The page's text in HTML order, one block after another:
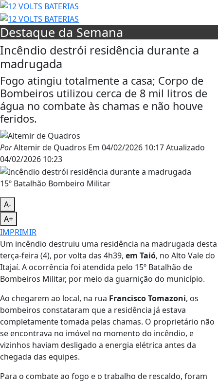
Destaque da Semana
Incêndio destrói residência durante a
madrugada
Fogo atingiu totalmente a casa; Corpo de
Bombeiros utilizou cerca de 8 mil litros de
água no combate às chamas e não houve
feridos.
PorAltemir de Quadros Em 04/02/2026 10:17Atualizado
04/02/2026 10:23
15º Batalhão Bombeiro Militar
A-
A+
IMPRIMIR
Um incêndio destruiu uma residência na madrugada desta
terça-feira (4), por volta das 4h39, em Taió, no Alto Vale do
Itajaí. A ocorrência foi atendida pelo 15º Batalhão de
Bombeiros Militar, por meio da guarnição do município.
Ao chegarem ao local, na rua Francisco Tomazoni, os
bombeiros constataram que a residência já estava
completamente tomada pelas chamas. O proprietário não
se encontrava no imóvel no momento do incêndio, e
vizinhos haviam desligado a energia elétrica antes da
chegada das equipes.
Para o combate ao fogo e o trabalho de rescaldo, foram